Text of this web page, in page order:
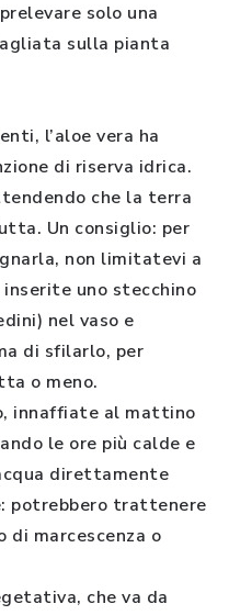
solo una
sulla pianta
l’aloe vera ha
di riserva idrica.
che la terra
Un consiglio: per
non limitatevi a
uno stecchino
nel vaso e
di sfilarlo, per
o meno.
innaffiate al mattino
le ore più calde e
direttamente
potrebbero trattenere
di marcescenza o
che va da